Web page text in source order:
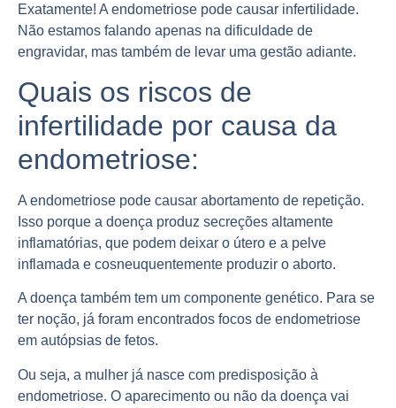
Exatamente! A endometriose pode causar infertilidade.
Não estamos falando apenas na dificuldade de
engravidar, mas também de levar uma gestão adiante.
Quais os riscos de
infertilidade por causa da
endometriose:
A endometriose pode causar abortamento de repetição.
Isso porque a doença produz secreções altamente
inflamatórias, que podem deixar o útero e a pelve
inflamada e cosneuquentemente produzir o aborto.
A doença também tem um componente genético. Para se
ter noção, já foram encontrados focos de endometriose
em autópsias de fetos.
Ou seja, a mulher já nasce com predisposição à
endometriose. O aparecimento ou não da doença vai